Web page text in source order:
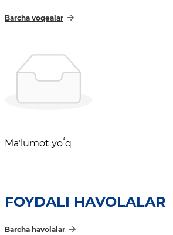
Barcha voqealar
Maʼlumot yoʻq
FOYDALI HAVOLALAR
Barcha havolalar